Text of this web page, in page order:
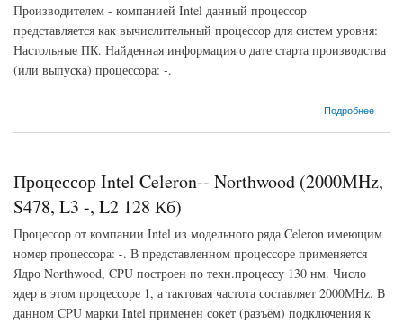
Производителем - компанией Intel данный процессор
представляется как вычислительный процессор для систем уровня:
Настольные ПК. Найденная информация о дате старта производства
(или выпуска) процессора: -.
Подробнее
о Процессор Intel Celeron-- Northwood (2400MHz, S478, L3 -, L2 128 Кб)
Процессор Intel Celeron-- Northwood (2000MHz,
S478, L3 -, L2 128 Кб)
Процессор от компании Intel из модельного ряда Celeron имеющим
номер процессора: -. В представленном процессоре применяется
Ядро Northwood, CPU построен по техн.процессу 130 нм. Число
ядер в этом процессоре 1, а тактовая частота составляет 2000MHz. В
данном CPU марки Intel применён сокет (разъём) подключения к